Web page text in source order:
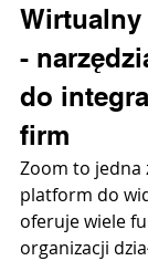
-
do
firm
Zoom to jedna
platform do
oferuje wiele
organizacji